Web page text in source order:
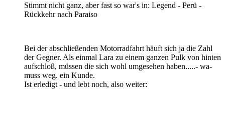
Stimmt nicht ganz, aber fast so war's in: Legend - Perü -
Rückkehr nach Paraiso
Bei der abschließenden Motorradfahrt häuft sich ja die Zahl
der Gegner. Als einmal Lara zu einem ganzen Pulk von hinten
aufschloß, müssen die sich wohl umgesehen haben.....- wa-
muss weg. ein Kunde.
Ist erledigt - und lebt noch, also weiter: